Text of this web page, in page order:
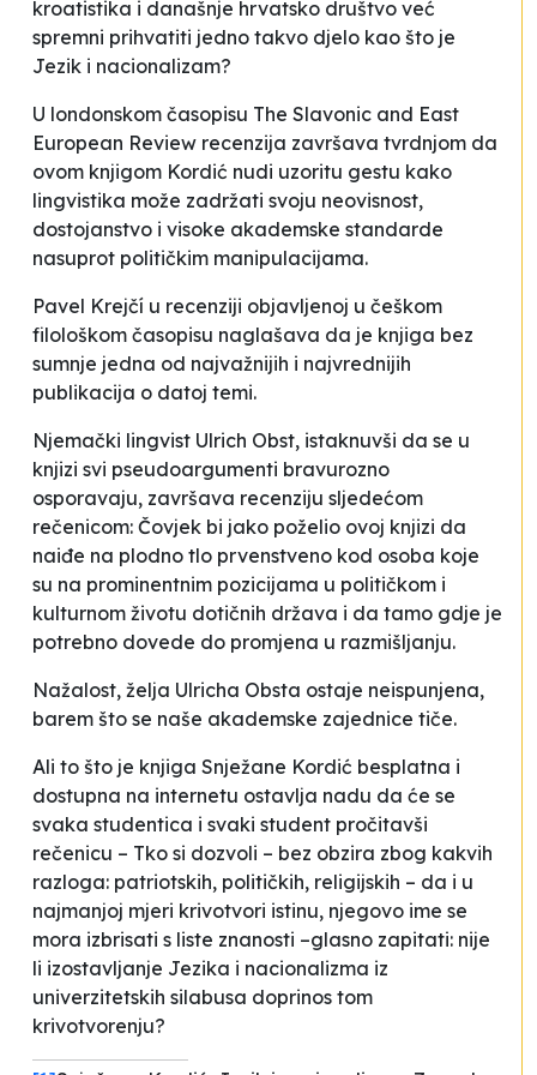
kroatistika i današnje hrvatsko društvo već
spremni prihvatiti jedno takvo djelo kao što je
Jezik i nacionalizam?
U londonskom časopisu The Slavonic and East
European Review recenzija završava tvrdnjom da
ovom knjigom Kordić nudi uzoritu gestu kako
lingvistika može zadržati svoju neovisnost,
dostojanstvo i visoke akademske standarde
nasuprot političkim manipulacijama.
Pavel Krejčí u recenziji objavljenoj u češkom
filološkom časopisu naglašava da je knjiga bez
sumnje jedna od najvažnijih i najvrednijih
publikacija o datoj temi.
Njemački lingvist Ulrich Obst, istaknuvši da se u
knjizi svi pseudoargumenti bravurozno
osporavaju, završava recenziju sljedećom
rečenicom: Čovjek bi jako poželio ovoj knjizi da
naiđe na plodno tlo prvenstveno kod osoba koje
su na prominentnim pozicijama u političkom i
kulturnom životu dotičnih država i da tamo gdje je
potrebno dovede do promjena u razmišljanju.
Nažalost, želja Ulricha Obsta ostaje neispunjena,
barem što se naše akademske zajednice tiče.
Ali to što je knjiga Snježane Kordić besplatna i
dostupna na internetu ostavlja nadu da će se
svaka studentica i svaki student pročitavši
rečenicu – Tko si dozvoli – bez obzira zbog kakvih
razloga: patriotskih, političkih, religijskih – da i u
najmanjoj mjeri krivotvori istinu, njegovo ime se
mora izbrisati s liste znanosti –glasno zapitati: nije
li izostavljanje Jezika i nacionalizma iz
univerzitetskih silabusa doprinos tom
krivotvorenju?